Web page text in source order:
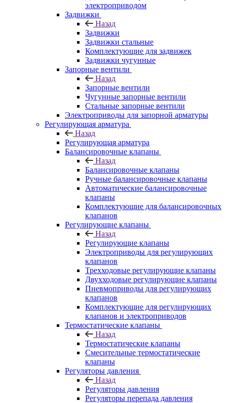
электроприводом
Задвижки
Назад
Задвижки
Задвижки стальные
Комплектующие для задвижек
Задвижки чугунные
Запорные вентили
Назад
Запорные вентили
Чугунные запорные вентили
Стальные запорные вентили
Электроприводы для запорной арматуры
Регулирующая арматура
Назад
Регулирующая арматура
Балансировочные клапаны
Назад
Балансировочные клапаны
Ручные балансировочные клапаны
Автоматические балансировочные
клапаны
Комплектующие для балансировочных
клапанов
Регулирующие клапаны
Назад
Регулирующие клапаны
Электроприводы для регулирующих
клапанов
Трехходовые регулирующие клапаны
Двухходовые регулирующие клапаны
Пневмоприводы для регулирующих
клапанов
Комплектующие для регулирующих
клапанов и электроприводов
Термостатические клапаны
Назад
Термостатические клапаны
Смесительные термостатические
клапаны
Регуляторы давления
Назад
Регуляторы давления
Регуляторы перепада давления